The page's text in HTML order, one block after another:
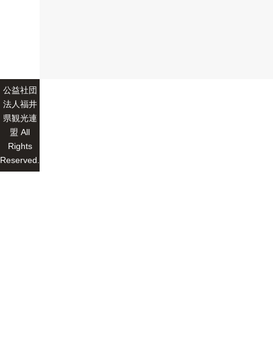
公益社団
法人福井
県観光連
盟 All
Rights
Reserved.